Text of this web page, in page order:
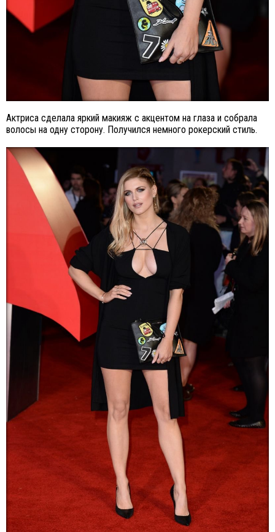
Актриса сделала яркий макияж с акцентом на глаза и собрала
волосы на одну сторону. Получился немного рокерский стиль.